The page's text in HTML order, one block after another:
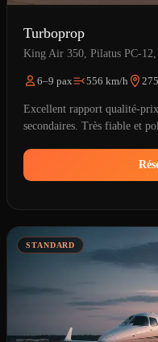
Turboprop
King Air 350, Pilatus PC-
6–9 pax 556 km/h
Excellent rapport qualité-
secondaires. Très fiable et
STANDARD